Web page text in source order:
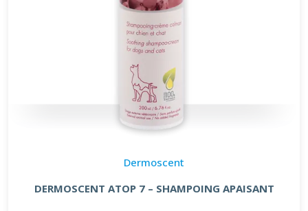
Dermoscent
DERMOSCENT ATOP 7 – SHAMPOING APAISANT